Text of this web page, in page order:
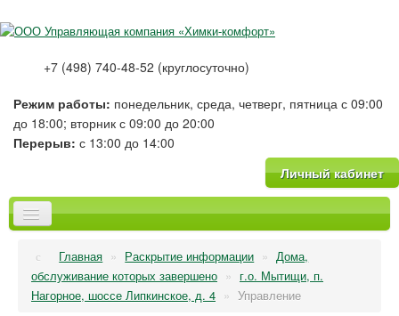
+7 (498) 740-48-52 (круглосуточно)
Режим работы: понедельник, среда, четверг, пятница с 09:00
до 18:00; вторник с 09:00 до 20:00
Перерыв: с 13:00 до 14:00
Личный кабинет
О компании
Новости
Тарифы
Главная » Раскрытие информации » Дома,
обслуживание которых завершено » г.о. Мытищи, п.
Нагорное, шоссе Липкинское, д. 4 » Управление